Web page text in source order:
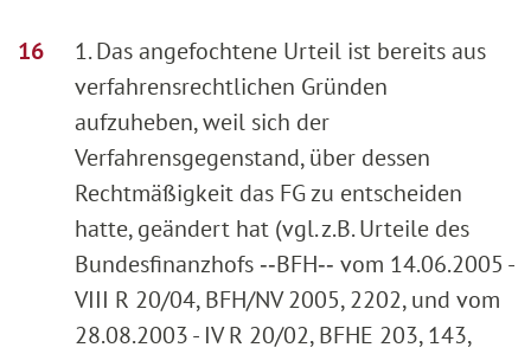
1. Das angefochtene Urteil ist bereits aus
verfahrensrechtlichen Gründen
aufzuheben, weil sich der
Verfahrensgegenstand, über dessen
Rechtmäßigkeit das FG zu entscheiden
hatte, geändert hat (vgl. z.B. Urteile des
Bundesfinanzhofs ‑‑BFH‑‑ vom 14.06.2005 -
VIII R 20/04, BFH/NV 2005, 2202, und vom
28.08.2003 - IV R 20/02, BFHE 203, 143,